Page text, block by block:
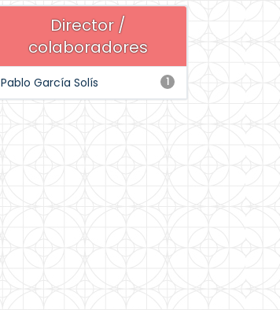
Director /
colaboradores
1
Pablo García Solís